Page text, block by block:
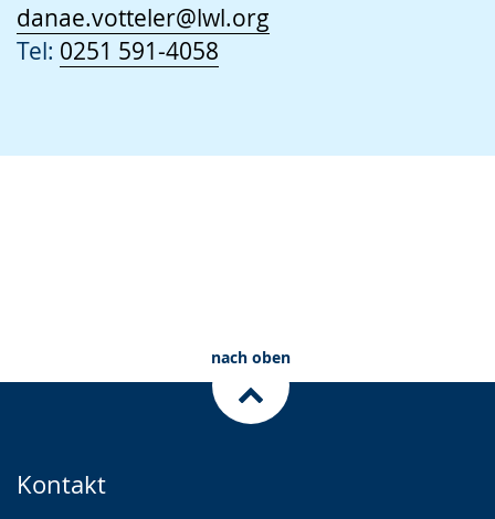
danae.votteler@lwl.org
Tel: 0251 591-4058
nach oben
Kontakt